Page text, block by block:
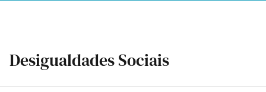
Desigualdades Sociais